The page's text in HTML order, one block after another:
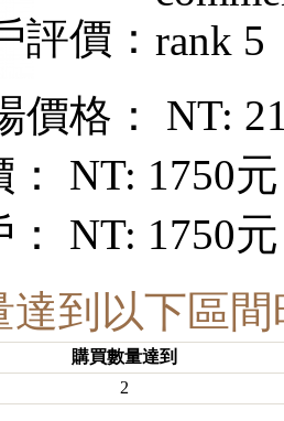
評價：
價格： NT:
NT: 1750元
NT: 1750元
達到以下區
購買數量達到
2